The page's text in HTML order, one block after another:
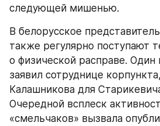
следующей мишенью.
В белорусское
также регулярно поступают
о физической расправе. Один
заявил сотруднице
Калашникова для
Очередной всплеск
«смельчаков» вызвала